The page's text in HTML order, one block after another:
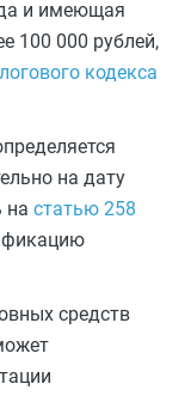
и имеющая
100 000 рублей,
кодекса
на дату
на статью 258
средств